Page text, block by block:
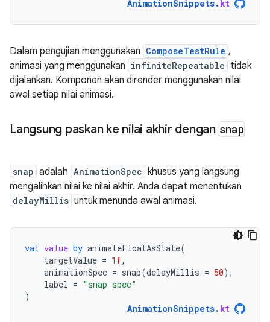
AnimationSnippets. kt
Dalam pengujian menggunakan ComposeTestRule ,
animasi yang menggunakan infiniteRepeatable tidak
dijalankan. Komponen akan dirender menggunakan nilai
awal setiap nilai animasi.
Langsung paskan ke nilai akhir dengan snap
snap adalah AnimationSpec khusus yang langsung
mengalihkan nilai ke nilai akhir. Anda dapat menentukan
delayMillis untuk menunda awal animasi.
val value by animateFloatAsState(
targetValue = 1f,
animationSpec = snap(delayMillis = 50),
label = "snap spec"
)
AnimationSnippets. kt